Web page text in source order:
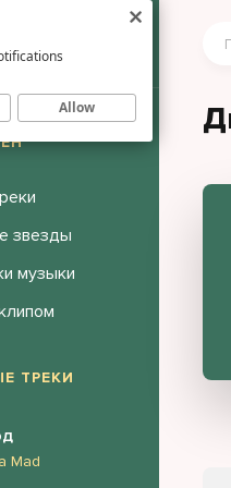
звезды
музыки
ТРЕКИ
Mad
Allow